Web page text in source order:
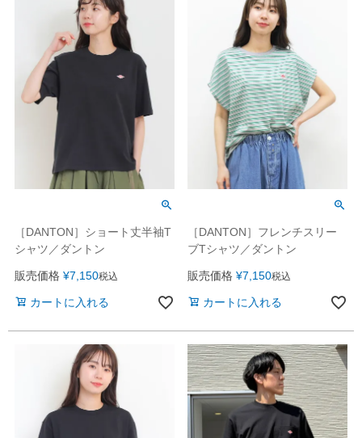
［DANTON］ショート丈半袖T
シャツ／ダントン
販売価格 ¥7,150税込
カートに入れる
［DANTON］フレンチスリー
ブTシャツ／ダントン
販売価格 ¥7,150税込
カートに入れる